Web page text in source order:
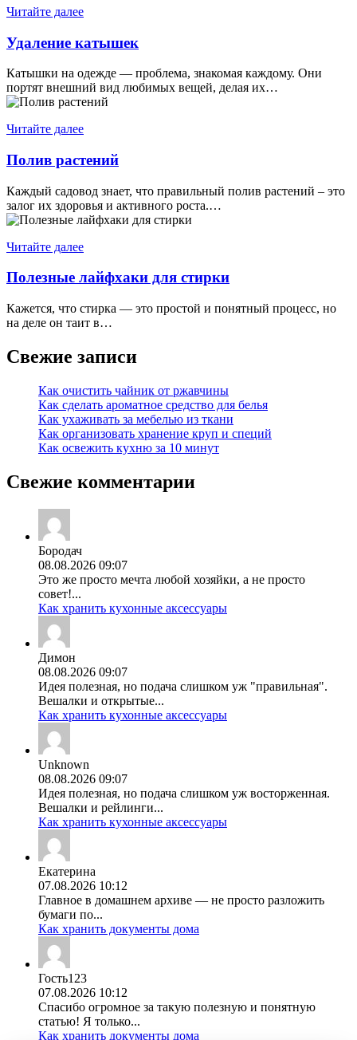
Читайте далее
Удаление катышек
Катышки на одежде — проблема, знакомая каждому. Они
портят внешний вид любимых вещей, делая их…
Читайте далее
Полив растений
Каждый садовод знает, что правильный полив растений – это
залог их здоровья и активного роста.…
Читайте далее
Полезные лайфхаки для стирки
Кажется, что стирка — это простой и понятный процесс, но
на деле он таит в…
Свежие записи
Как очистить чайник от ржавчины
Как сделать ароматное средство для белья
Как ухаживать за мебелью из ткани
Как организовать хранение круп и специй
Как освежить кухню за 10 минут
Свежие комментарии
Бородач
08.08.2026 09:07
Это же просто мечта любой хозяйки, а не просто
совет!...
Как хранить кухонные аксессуары
Димон
08.08.2026 09:07
Идея полезная, но подача слишком уж "правильная".
Вешалки и открытые...
Как хранить кухонные аксессуары
Unknown
08.08.2026 09:07
Идея полезная, но подача слишком уж восторженная.
Вешалки и рейлинги...
Как хранить кухонные аксессуары
Екатерина
07.08.2026 10:12
Главное в домашнем архиве — не просто разложить
бумаги по...
Как хранить документы дома
Гость123
07.08.2026 10:12
Спасибо огромное за такую полезную и понятную
статью! Я только...
Как хранить документы дома